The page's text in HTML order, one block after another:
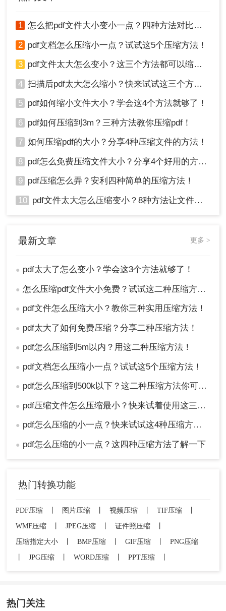
1 怎么把pdf文件大小变小一点？四种方法对比，一看就懂！
2 pdf文档怎么压缩小一点？试试这5个压缩方法！
3 pdf文件太大怎么变小？这三个方法都可以缩小！
4 扫描后pdf太大怎么缩小？快来试试这三个方法！
5 pdf如何缩小文件大小？学会这4个方法就够了！
6 pdf如何压缩到3m？三种方法教你压缩pdf！
7 如何压缩pdf的大小？分享4种压缩文件的方法！
8 pdf怎么免费压缩文件大小？分享4个好用的方法，简单又快捷！
9 pdf压缩怎么弄？安利四种简单的压缩方法！
10 pdf文件太大怎么压缩变小？8种方法让文件轻松"瘦身"！
最新文章 更多 >
● pdf太大了怎么变小？学会这3个方法就够了！
● 怎么压缩pdf文件大小免费？试试这二种压缩方法！
● pdf文件怎么压缩大小？教你三种实用压缩方法！
● pdf太大了如何免费压缩？分享二种压缩方法！
● pdf怎么压缩到5m以内？用这二种压缩方法！
● pdf文档怎么压缩小一点？试试这5个压缩方法！
● pdf怎么压缩到500k以下？这二种压缩方法你可以轻松学会！
● pdf压缩文件怎么压缩最小？快来试着使用这三种压缩方法！
● pdf怎么压缩的小一点？快来试试这4种压缩方法！
● pdf怎么压缩的小一点？这四种压缩方法了解一下
热门转换功能
PDF压缩 图片压缩 视频压缩 TIF压缩
WMF压缩
JPEG压缩 证件照压缩
压缩指定大小
BMP压缩 GIF压缩
PNG压缩
JPG压缩 WORD压缩 PPT压缩
热门关注